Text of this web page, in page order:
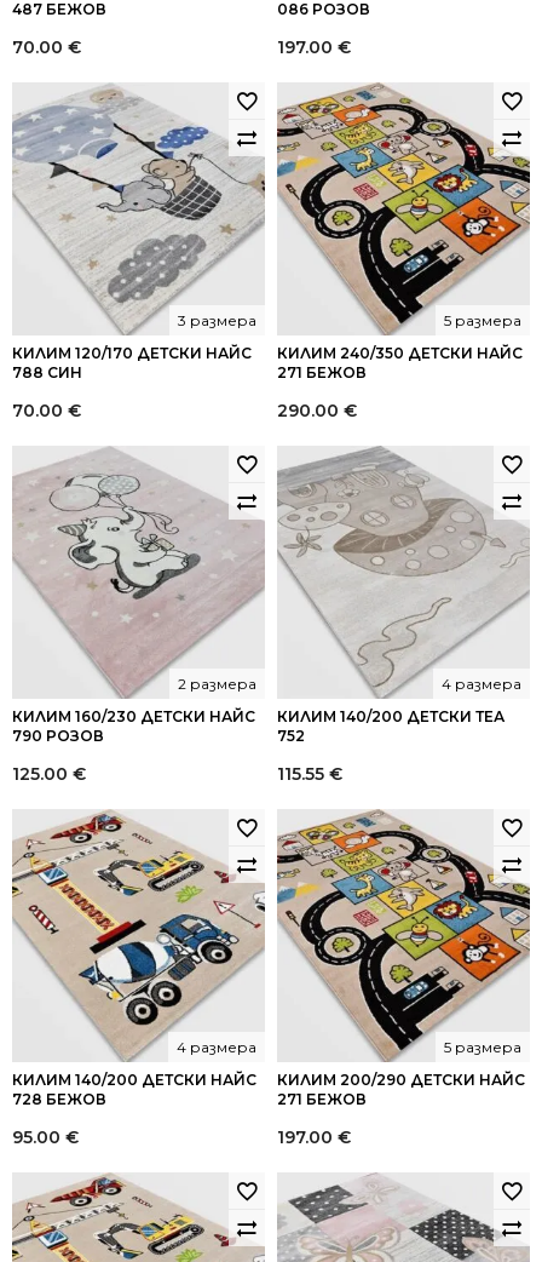
487 БЕЖОВ
70.00 €
086 РОЗОВ
197.00 €
КИЛИМ 120/170 ДЕТСКИ НАЙС
788 СИН
3 размера
70.00 €
КИЛИМ 240/350 ДЕТСКИ НАЙС
271 БЕЖОВ
5 размера
290.00 €
КИЛИМ 160/230 ДЕТСКИ НАЙС
790 РОЗОВ
2 размера
125.00 €
КИЛИМ 140/200 ДЕТСКИ ТЕА
752
4 размера
115.55 €
КИЛИМ 140/200 ДЕТСКИ НАЙС
728 БЕЖОВ
4 размера
95.00 €
КИЛИМ 200/290 ДЕТСКИ НАЙС
271 БЕЖОВ
5 размера
197.00 €